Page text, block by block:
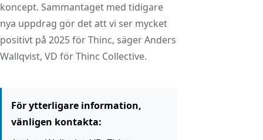
koncept. Sammantaget med tidigare
nya uppdrag gör det att vi ser mycket
positivt på 2025 för Thinc, säger Anders
Wallqvist, VD för Thinc Collective.
För ytterligare information,
vänligen kontakta: